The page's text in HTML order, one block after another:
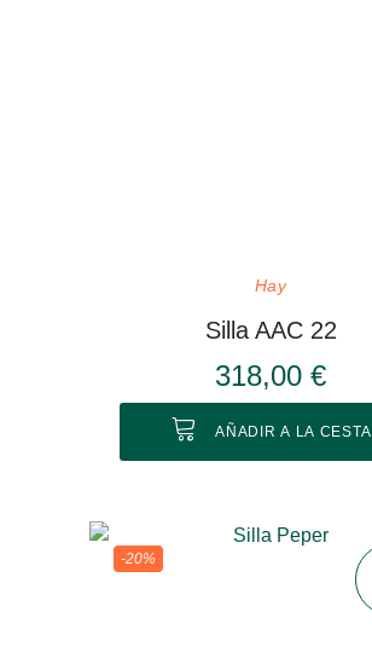
Hay
Silla AAC 22
318,00 €
AÑADIR A LA CESTA
-20%